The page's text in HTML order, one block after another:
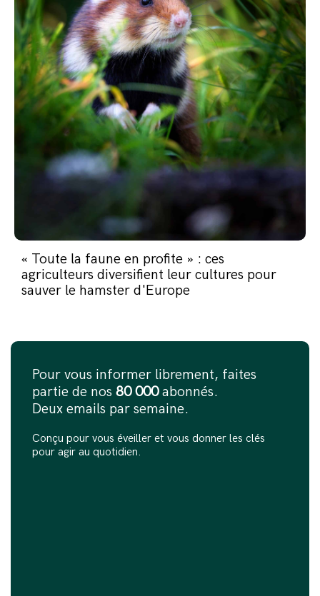
« Toute la faune en profite » : ces
agriculteurs diversifient leur cultures pour
sauver le hamster d'Europe
Pour vous informer librement, faites
partie de nos 80 000abonnés.
Deux emails par semaine.
Conçu pour vous éveiller et vous donner les clés
pour agir au quotidien.